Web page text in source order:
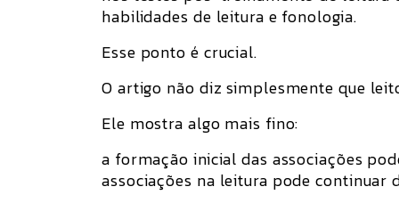
habilidades de leitura e fonologia.
Esse ponto é crucial.
O artigo não diz simplesmente que
Ele mostra algo mais fino:
a formação inicial das associações
associações na leitura pode continuar